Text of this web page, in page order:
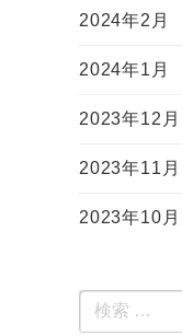
2024年2月
2024年1月
2023年12月
2023年11月
2023年10月